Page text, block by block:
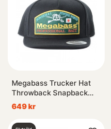
Megabass Trucker Hat
Throwback Snapback
Black
649 kr